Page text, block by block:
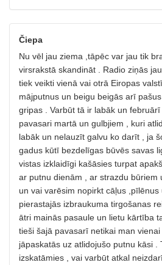
Čiepa
Nu vēl jau ziema ,tāpēc var jau tik
virsrakstā skandināt . Radio ziņās
tiek veikti vienā vai otrā Eiropas
mājputnus un beigu beigās arī
gripas . Varbūt tā ir labāk un
pavasari martā un gulbjiem , kuri
labāk un nelauzīt galvu ko darīt , ja
gadus kūtī bezdelīgas būvēs savas
vistas izklaidīgi kašāsies turpat
ar putnu dienām , ar strazdu būriem
un vai varēsim nopirkt cāļus ,pīlēnus
pierastajās izbraukuma tirgošanas
ātri mainās pasaule un lietu kārtība
tieši šajā pavasarī netikai man
jāpaskatās uz atlidojušo putnu kāsi .
izskatāmies , vai varbūt atkal